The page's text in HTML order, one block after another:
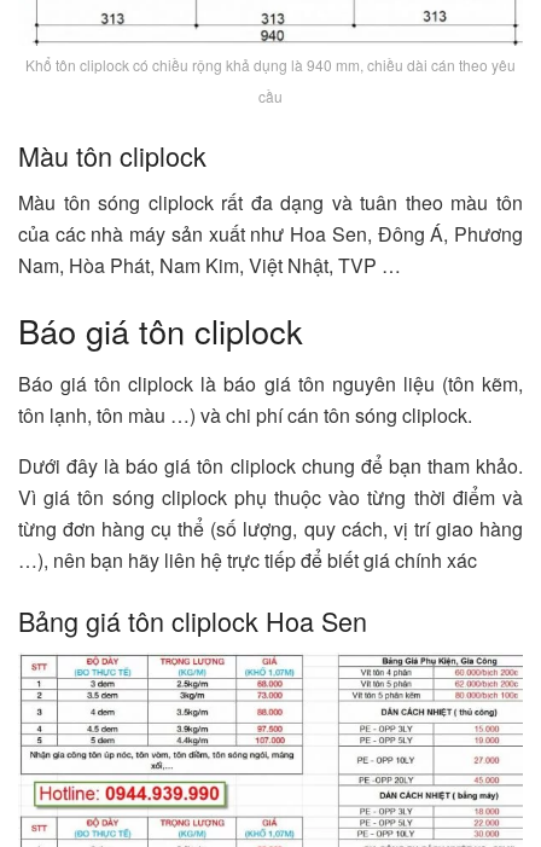
Khổ tôn cliplock có chiều rộng khả dụng là 940 mm, chiều dài cán theo yêu
cầu
Màu tôn cliplock
Màu tôn sóng cliplock rất đa dạng và tuân theo màu tôn
của các nhà máy sản xuất như Hoa Sen, Đông Á, Phương
Nam, Hòa Phát, Nam Kim, Việt Nhật, TVP …
Báo giá tôn cliplock
Báo giá tôn cliplock là báo giá tôn nguyên liệu (tôn kẽm,
tôn lạnh, tôn màu …) và chi phí cán tôn sóng cliplock.
Dưới đây là báo giá tôn cliplock chung để bạn tham khảo.
Vì giá tôn sóng cliplock phụ thuộc vào từng thời điểm và
từng đơn hàng cụ thể (số lượng, quy cách, vị trí giao hàng
…), nên bạn hãy liên hệ trực tiếp để biết giá chính xác
Bảng giá tôn cliplock Hoa Sen